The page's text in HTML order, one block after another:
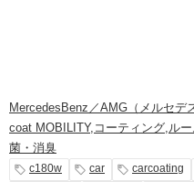
MercedesBenz／AMG（メルセデ
coat MOBILITY, コーティング,ル
菌・消臭
c180w car carcoating